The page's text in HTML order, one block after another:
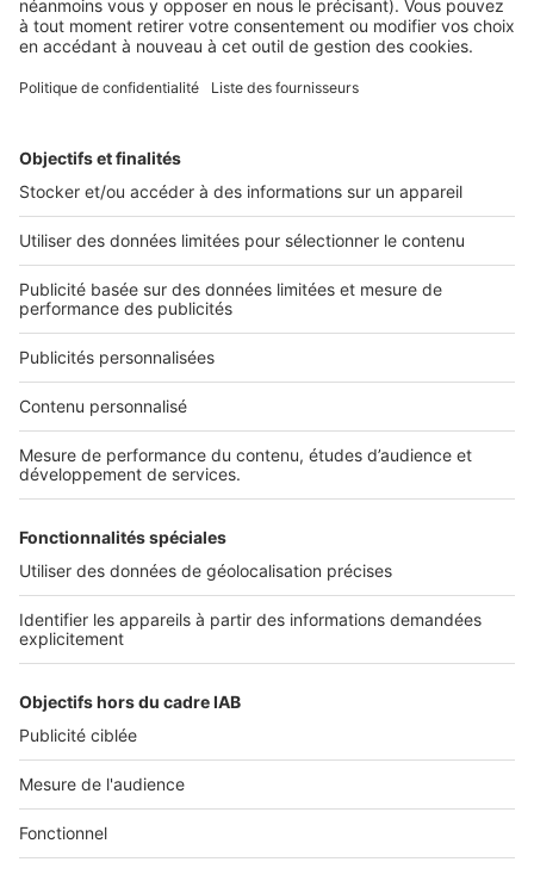
2 rue des Italiens 75009 Paris
01 53 38 80 00
Nos solutions pro
Actualités pro
Nous contacter
Connexion à My SeLoger Pro
Espace Presse